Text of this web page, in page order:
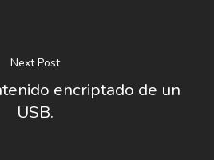
Next Post
encriptado de un
USB.